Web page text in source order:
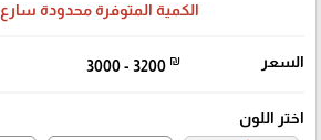
الكمية المتوفرة محدودة سارع
السعر 3000 - 3200 ₪
اختر اللون